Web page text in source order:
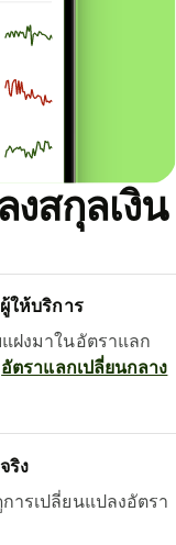
สกุลเงิน
ให้บริการ
ฝงมาในอัตราแลก
อัตราแลกเปลี่ยนกลาง
ริง
ารเปลี่ยนแปลงอัตรา